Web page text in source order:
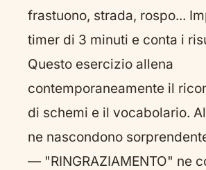
frastuono, strada, rospo...
timer di 3 minuti e conta i
Questo esercizio allena
contemporaneamente il
di schemi e il vocabolario.
ne nascondono
— "RINGRAZIAMENTO" ne